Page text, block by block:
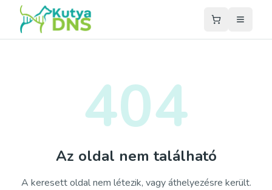
404
Az oldal nem található
A keresett oldal nem létezik, vagy áthelyezésre került.